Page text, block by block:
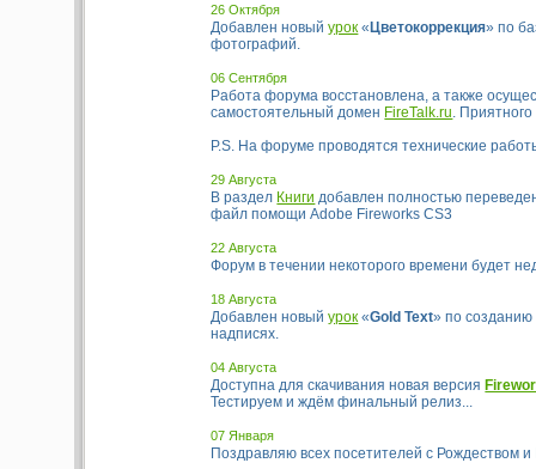
26 Октября
Добавлен новыйурок «Цветокоррекция» по
фотографий.
06 Сентября
Работа форума восстановлена, а также
самостоятельный домен FireTalk.ru .
P.S. На форуме проводятся технические
29 Августа
В раздел Книги добавлен полностью
файл помощи Adobe Fireworks CS3
22 Августа
Форум в течении некоторого времени будет
18 Августа
Добавлен новыйурок «Gold Text» по
надписях.
04 Августа
Доступна для скачивания новая версия
Тестируем и ждём финальный релиз...
07 Января
Поздравляю всех посетителей с Рождеством